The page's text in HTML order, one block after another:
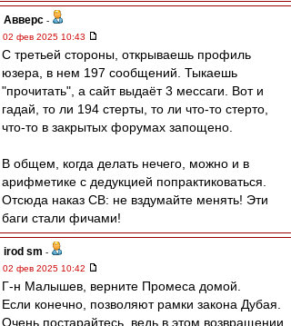
Авверс -
02 фев 2025 10:43
С третьей стороны, открываешь профиль
юзера, в нем 197 сообщений. Тыкаешь
"прочитать", а сайт выдаёт 3 мессаги. Вот и
гадай, то ли 194 стерты, то ли что-то стерто,
что-то в закрытых форумах запощено.
В общем, когда делать нечего, можно и в
арифметике с дедукцией попрактиковаться.
Отсюда наказ СВ: не вздумайте менять! Эти
баги стали фичами!
irod sm -
02 фев 2025 10:42
Г-н Малышев, верните Промеса домой.
Если конечно, позволяют рамки закона Дубая.
Очень постарайтесь, ведь в этом возвращении